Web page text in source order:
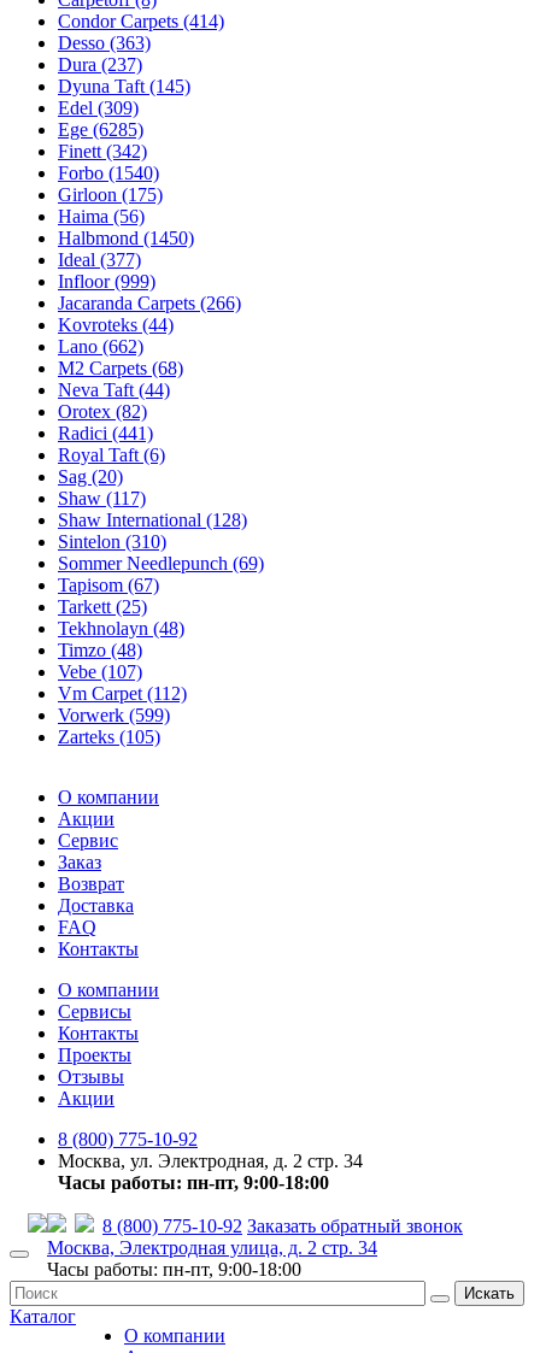
Condor Carpets (414)
Desso (363)
Dura (237)
Dyuna Taft (145)
Edel (309)
Ege (6285)
Finett (342)
Forbo (1540)
Girloon (175)
Haima (56)
Halbmond (1450)
Ideal (377)
Infloor (999)
Jacaranda Carpets (266)
Kovroteks (44)
Lano (662)
M2 Carpets (68)
Neva Taft (44)
Orotex (82)
Radici (441)
Royal Taft (6)
Sag (20)
Shaw (117)
Shaw International (128)
Sintelon (310)
Sommer Needlepunch (69)
Tapisom (67)
Tarkett (25)
Tekhnolayn (48)
Timzo (48)
Vebe (107)
Vm Carpet (112)
Vorwerk (599)
Zarteks (105)
О компании
Акции
Сервис
Заказ
Возврат
Доставка
FAQ
Контакты
О компании
Сервисы
Контакты
Проекты
Отзывы
Акции
8 (800) 775-10-92
Москва, ул. Электродная, д. 2 стр. 34
Часы работы: пн-пт, 9:00-18:00
8 (800) 775-10-92 Заказать обратный звонок
Москва, Электродная улица, д. 2 стр. 34
Часы работы: пн-пт, 9:00-18:00
Искать
Каталог
О компании